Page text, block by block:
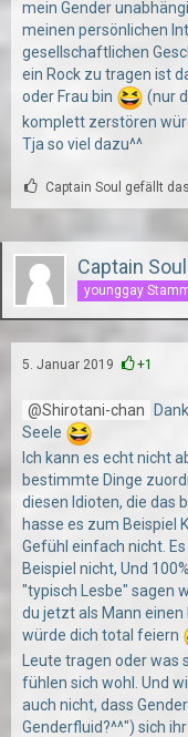
mein Gender
meinen persönlichen
gesellschaftlichen
ein Rock zu tragen ist
oder Frau bin
(nur
komplett zerstören
Tja so viel dazu^^
Captain Soul gefällt das.
Captain Soul
younggay
5. Januar 2019 +1
Shirotani-chan
Seele
Ich kann es echt nicht
bestimmte Dinge
diesen Idioten, die das
hasse es zum Beispiel
Gefühl einfach nicht.
Beispiel nicht, Und
"typisch Lesbe" sagen
du jetzt als Mann
würde dich total feiern
Leute tragen oder was
fühlen sich wohl. Und
auch nicht, dass
Genderfluid?^^") sich